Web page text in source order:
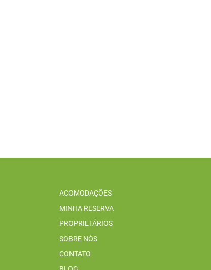
ACOMODAÇÕES
MINHA RESERVA
PROPRIETÁRIOS
SOBRE NÓS
CONTATO